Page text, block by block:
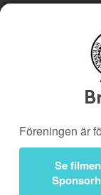
Köp genom
Bli
Föreningen är
Se